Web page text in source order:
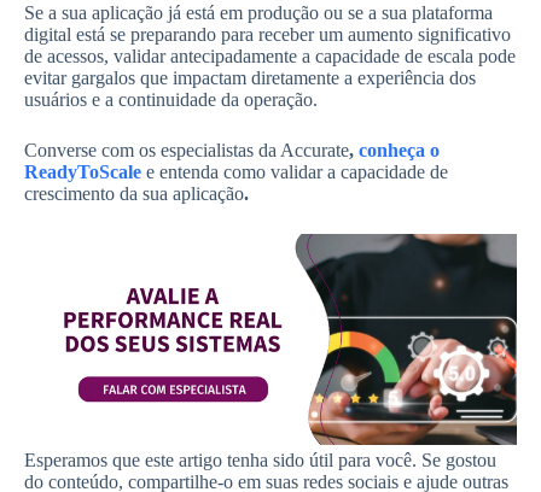
Se a sua aplicação já está em produção ou se a sua plataforma
digital está se preparando para receber um aumento significativo
de acessos, validar antecipadamente a capacidade de escala pode
evitar gargalos que impactam diretamente a experiência dos
usuários e a continuidade da operação.
Converse com os especialistas da Accurate, conheça o
ReadyToScale e entenda como validar a capacidade de
crescimento da sua aplicação.
Esperamos que este artigo tenha sido útil para você. Se gostou
do conteúdo, compartilhe-o em suas redes sociais e ajude outras